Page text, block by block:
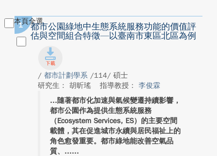
本頁全選
1
都市公園綠地中生態系統服務功能的價值評
估與空間組合特徵—以臺南市東區北區為例
/ 都市計劃學系 /114/ 碩士
研究生： 胡昕瑤
指導教授： 李俊霖
隨著都市化加速與氣候變遷持續影響，
都市公園作為提供生態系統服務
（Ecosystem Services, ES）的主要空間
載體，其在促進城市永續與居民福祉上的
角色愈發重要。都市綠地能改善空氣品
質、...